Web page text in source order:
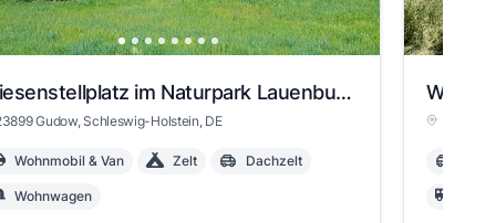
Wiesenstellplatz im Naturpark Lauenburgische Seen
Gudow, Schleswig-Holstein, DE
Wohnmobil & Van Zelt Dachzelt
Wohnwagen